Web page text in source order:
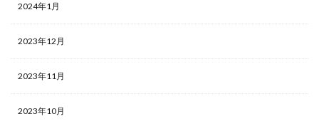
2024年1月
2023年12月
2023年11月
2023年10月